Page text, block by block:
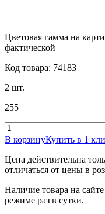
Цветовая гамма на
фактической
Код товара: 74183
2 шт.
255
В корзинуКупить в 1
Цена действительна
отличаться от цены в
Наличие товара на
режиме раз в сутки.